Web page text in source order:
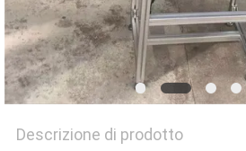
Descrizione di prodotto